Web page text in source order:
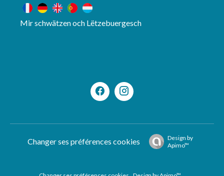
Mir schwätzen och Lëtzebuergesch
Changer ses préférences cookies
Design by
Apimo™